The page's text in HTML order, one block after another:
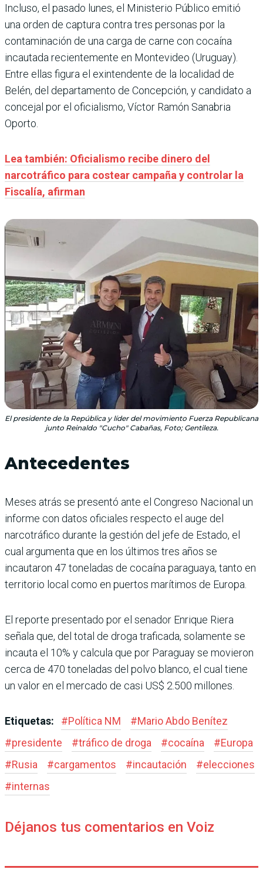
Incluso, el pasado lunes, el Ministerio Público emitió
una orden de captura contra tres personas por la
contaminación de una carga de carne con cocaína
incautada recientemente en Montevideo (Uruguay).
Entre ellas figura el exintendente de la localidad de
Belén, del departamento de Concepción, y candidato a
concejal por el oficialismo, Víctor Ramón Sanabria
Oporto.
Lea también: Oficialismo recibe dinero del
narcotráfico para costear campaña y controlar la
Fiscalía, afirman
El presidente de la República y líder del movimiento Fuerza Republicana
junto Reinaldo "Cucho" Cabañas, Foto; Gentileza.
Antecedentes
Meses atrás se presentó ante el Congreso Nacional un
informe con datos oficiales respecto el auge del
narcotráfico durante la gestión del jefe de Estado, el
cual argumenta que en los últimos tres años se
incautaron 47 toneladas de cocaína paraguaya, tanto en
territorio local como en puertos marítimos de Europa.
El reporte presentado por el senador Enrique Riera
señala que, del total de droga traficada, solamente se
incauta el 10% y calcula que por Paraguay se movieron
cerca de 470 toneladas del polvo blanco, el cual tiene
un valor en el mercado de casi US$ 2.500 millones.
Etiquetas: #Política NM #Mario Abdo Benítez
#presidente #tráfico de droga #cocaína #Europa
#Rusia #cargamentos #incautación #elecciones
#internas
Déjanos tus comentarios en Voiz